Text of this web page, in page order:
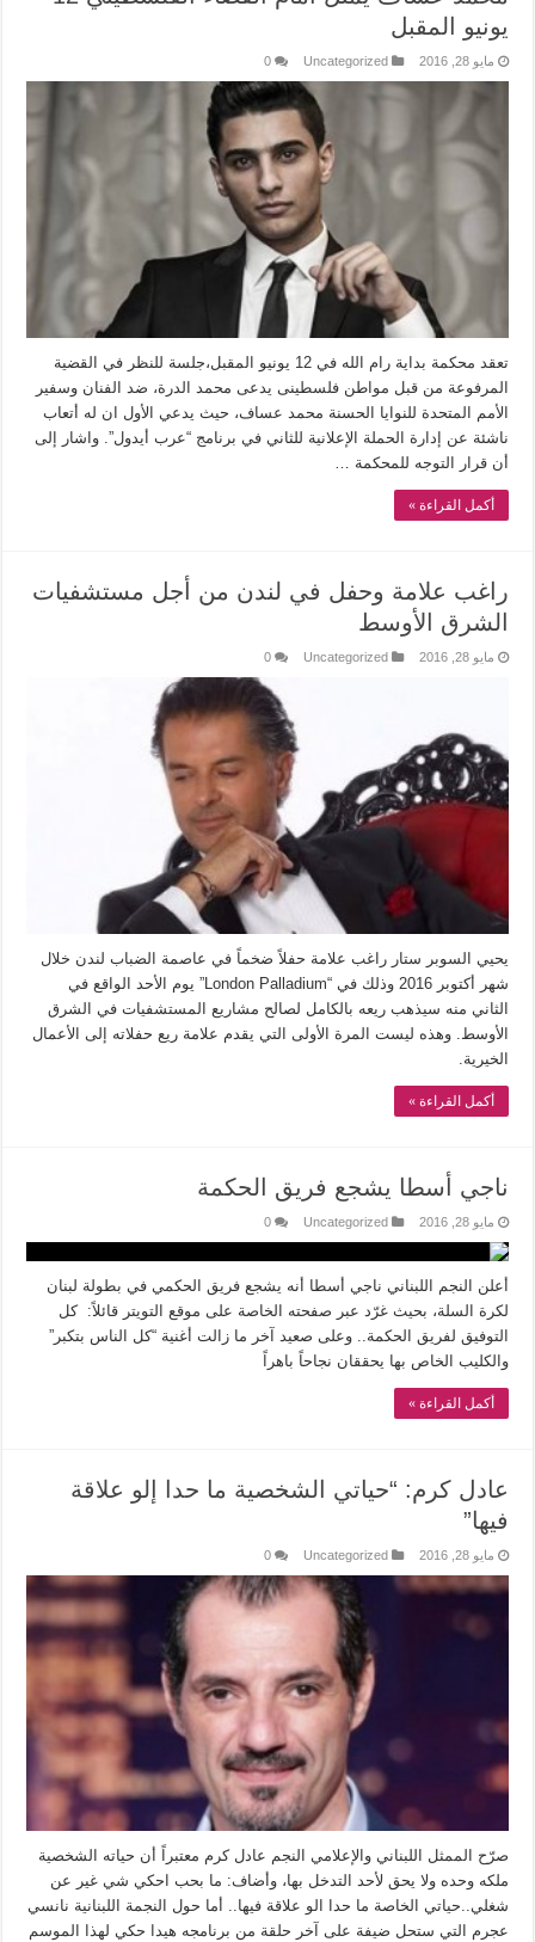
يونيو المقبل
مايو 28, 2016 Uncategorized
0
تعقد محكمة بداية رام الله في 12 يونيو المقبل،جلسة للنظر في القضية
المرفوعة من قبل مواطن فلسطينى يدعى محمد الدرة، ضد الفنان وسفير
الأمم المتحدة للنوايا الحسنة محمد عساف، حيث يدعي الأول ان له أتعاب
ناشئة عن إدارة الحملة الإعلانية للثاني في برنامج “عرب أيدول”. واشار إلى
أن قرار التوجه للمحكمة …
أكمل القراءة »
راغب علامة وحفل في لندن من أجل مستشفيات
الشرق الأوسط
مايو 28, 2016 Uncategorized
0
يحيي السوبر ستار راغب علامة حفلاً ضخماً في عاصمة الضباب لندن خلال
شهر أكتوبر 2016 وذلك في “London Palladium” يوم الأحد الواقع في
الثاني منه سيذهب ريعه بالكامل لصالح مشاريع المستشفيات في الشرق
الأوسط. وهذه ليست المرة الأولى التي يقدم علامة ريع حفلاته إلى الأعمال
الخيرية.
أكمل القراءة »
ناجي أسطا يشجع فريق الحكمة
مايو 28, 2016 Uncategorized
0
أعلن النجم اللبناني ناجي أسطا أنه يشجع فريق الحكمي في بطولة لبنان
لكرة السلة، بحيث غرّد عبر صفحته الخاصة على موقع التويتر قائلاً: كل
التوفيق لفريق الحكمة.. وعلى صعيد آخر ما زالت أغنية “كل الناس بتكبر”
والكليب الخاص بها يحققان نجاحاً باهراً
أكمل القراءة »
عادل كرم: “حياتي الشخصية ما حدا إلو علاقة
فيها”
مايو 28, 2016 Uncategorized
0
صرّح الممثل اللبناني والإعلامي النجم عادل كرم معتبراً أن حياته الشخصية
ملكه وحده ولا يحق لأحد التدخل بها، وأضاف: ما بحب احكي شي غير عن
شغلي..حياتي الخاصة ما حدا الو علاقة فيها.. أما حول النجمة اللبنانية نانسي
عجرم التي ستحل ضيفة على آخر حلقة من برنامجه هيدا حكي لهذا الموسم